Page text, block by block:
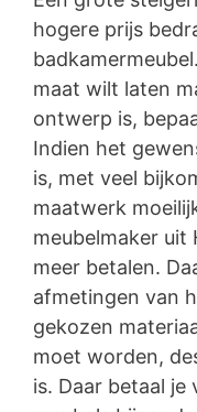
hogere prijs
maat wilt laten
ontwerp is,
Indien het
is, met veel
maatwerk
meubelmaker uit
meer betalen.
afmetingen van
gekozen
moet worden,
is. Daar betaal je